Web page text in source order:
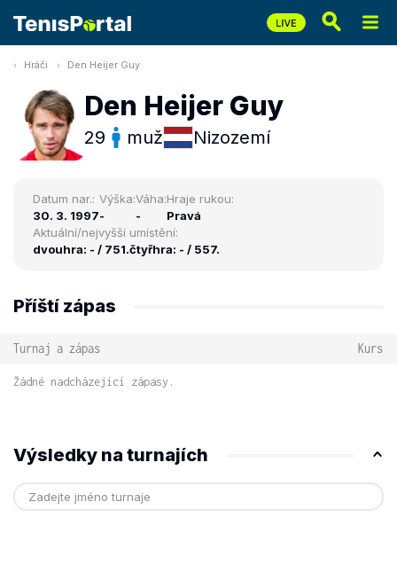
Hráči Den Heijer Guy
Den Heijer Guy
29 muž Nizozemí
Datum nar.:
30. 3. 1997
Výška:
-
Váha:
-
Hraje rukou:
Pravá
Aktuální/nejvyšší umístění:
dvouhra: - / 751.čtyřhra: - / 557.
Příští zápas
Turnaj a zápas Kurs
Žádné nadcházející zápasy.
Výsledky na turnajích